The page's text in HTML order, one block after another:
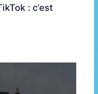
: c’est